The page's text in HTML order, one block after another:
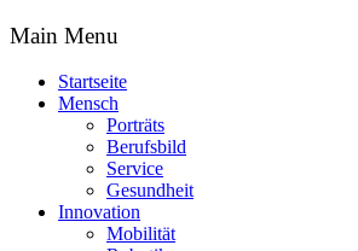
Main Menu
Startseite
Mensch
Porträts
Berufsbild
Service
Gesundheit
Innovation
Mobilität